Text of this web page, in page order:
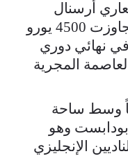
شعاري أرسنال
وباريس سان جيرمان بقيمة تجاوزت 4500 يورو
نهائي دوري
المجرية
وسط ساحة
وهو
الإنجليزي